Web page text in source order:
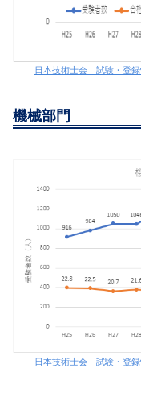
日本技術士会 試験・登
機械部門
日本技術士会 試験・登